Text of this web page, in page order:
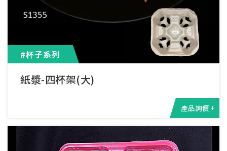
#杯子系列
紙漿-四杯架(大)
產品詢價 +